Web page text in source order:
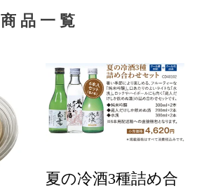
商品一覧
夏の冷酒3種詰め合